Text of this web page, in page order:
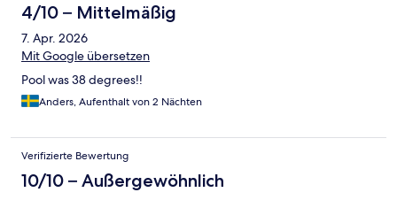
4/10 – Mittelmäßig
7. Apr. 2026
Mit Google übersetzen
Pool was 38 degrees!!
Anders, Aufenthalt von 2 Nächten
Verifizierte Bewertung
10/10 – Außergewöhnlich